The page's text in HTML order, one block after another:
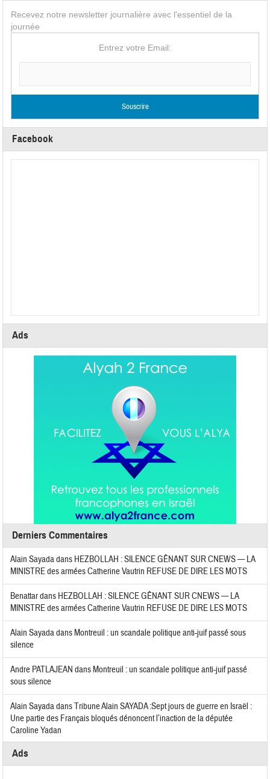
Recevez notre newsletter journalière avec l'essentiel de la
journée
Entrez votre Email:
Facebook
Ads
Derniers Commentaires
Alain Sayadadans HEZBOLLAH : SILENCE GÊNANT SUR CNEWS — LA
MINISTRE des armées Catherine Vautrin REFUSE DE DIRE LES MOTS
Benattardans HEZBOLLAH : SILENCE GÊNANT SUR CNEWS — LA
MINISTRE des armées Catherine Vautrin REFUSE DE DIRE LES MOTS
Alain Sayadadans Montreuil : un scandale politique anti-juif passé sous
silence
Andre PATLAJEAN dans Montreuil : un scandale politique anti-juif passé
sous silence
Alain SayadadansTribune Alain SAYADA :Sept jours de guerre en Israël :
Une partie des Français bloqués dénoncent l’inaction de la députée
Caroline Yadan
Ads